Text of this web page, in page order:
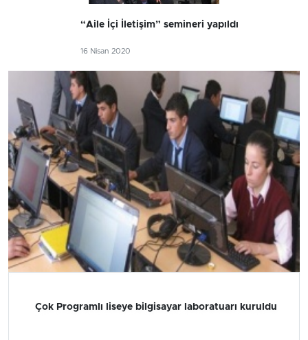
“Aile İçi İletişim” semineri yapıldı
16 Nisan 2020
Çok Programlı liseye bilgisayar laboratuarı kuruldu